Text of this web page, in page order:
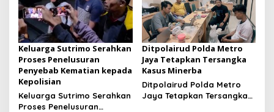
Keluarga Sutrimo Serahkan
Proses Penelusuran
Penyebab Kematian kepada
Kepolisian
Keluarga Sutrimo Serahkan
Proses Penelusuran
Ditpolairud Polda Metro
Jaya Tetapkan Tersangka
Kasus Minerba
Ditpolairud Polda Metro
Jaya Tetapkan Tersangka